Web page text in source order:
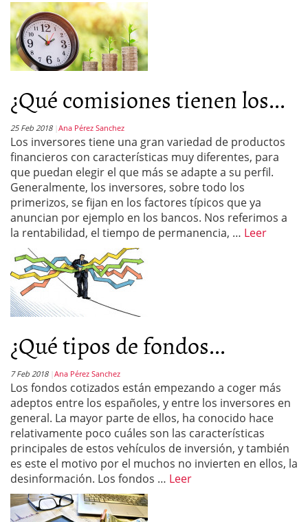
¿Qué comisiones tienen los...
25 Feb 2018 Ana Pérez Sanchez
Los inversores tiene una gran variedad de productos
financieros con características muy diferentes, para
que puedan elegir el que más se adapte a su perfil.
Generalmente, los inversores, sobre todo los
primerizos, se fijan en los factores típicos que ya
anuncian por ejemplo en los bancos. Nos referimos a
la rentabilidad, el tiempo de permanencia, … Leer
¿Qué tipos de fondos...
7 Feb 2018 Ana Pérez Sanchez
Los fondos cotizados están empezando a coger más
adeptos entre los españoles, y entre los inversores en
general. La mayor parte de ellos, ha conocido hace
relativamente poco cuáles son las características
principales de estos vehículos de inversión, y también
es este el motivo por el muchos no invierten en ellos, la
desinformación. Los fondos … Leer